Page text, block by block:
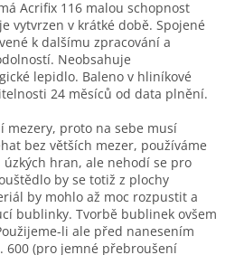
Acrifix 116 malou schopnost
vytvrzen v krátké době. Spojené
k dalšímu zpracování a
Neobsahuje
lepidlo. Baleno v hliníkové
24 měsíců od data plnění.
mezery, proto na sebe musí
bez větších mezer, používáme
hran, ale nehodí se pro
by se totiž z plochy
by mohlo až moc rozpustit a
bublinky. Tvorbě bublinek ovšem
li ale před nanesením
600 (pro jemné přebroušení